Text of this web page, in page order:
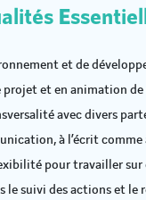
et de
et en animation de
avec divers
à l’écrit comme
pour travailler
suivi des actions et le